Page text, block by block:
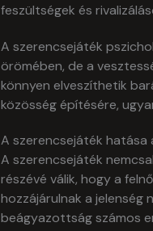
feszültségek és
A szerencsejáték
örömében, de a
könnyen elveszíthetik
közösség építésére,
A szerencsejáték hatása
A szerencsejáték
részévé válik, hogy a
hozzájárulnak a jelenség
beágyazottság számos